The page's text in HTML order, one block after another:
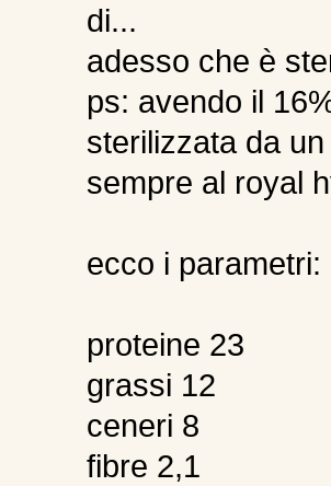
di...
adesso che è
ps: avendo il
sterilizzata da
sempre al royal
ecco i parametri:
proteine 23
grassi 12
ceneri 8
fibre 2,1